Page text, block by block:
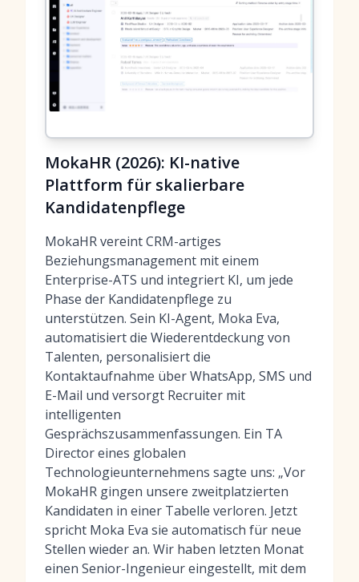
MokaHR (2026): KI-native
Plattform für skalierbare
Kandidatenpflege
MokaHR vereint CRM-artiges
Beziehungsmanagement mit einem
Enterprise-ATS und integriert KI, um jede
Phase der Kandidatenpflege zu
unterstützen. Sein KI-Agent, Moka Eva,
automatisiert die Wiederentdeckung von
Talenten, personalisiert die
Kontaktaufnahme über WhatsApp, SMS und
E-Mail und versorgt Recruiter mit
intelligenten
Gesprächszusammenfassungen. Ein TA
Director eines globalen
Technologieunternehmens sagte uns: „Vor
MokaHR gingen unsere zweitplatzierten
Kandidaten in einer Tabelle verloren. Jetzt
spricht Moka Eva sie automatisch für neue
Stellen wieder an. Wir haben letzten Monat
einen Senior-Ingenieur eingestellt, mit dem